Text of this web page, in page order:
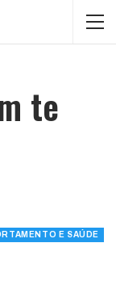
te
E SAÚDE